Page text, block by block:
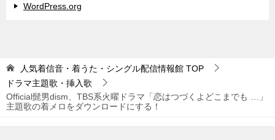
WordPress.org
人気着信音・着うた・シングル配信情報館 TOP
ドラマ主題歌・挿入歌
Official髭男dism、TBS系火曜ドラマ「恋はつづくよどこまでも …」
主題歌の着メロをダウンロードにする！